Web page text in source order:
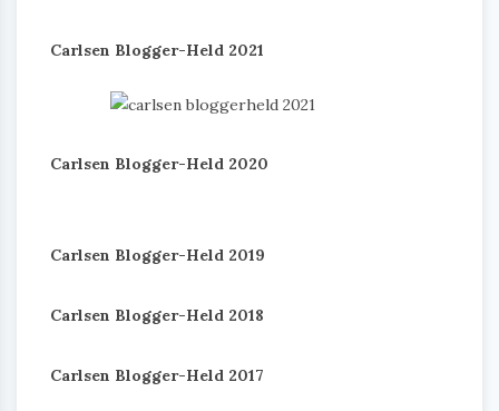
Carlsen Blogger-Held 2021
Carlsen Blogger-Held 2020
Carlsen Blogger-Held 2019
Carlsen Blogger-Held 2018
Carlsen Blogger-Held 2017